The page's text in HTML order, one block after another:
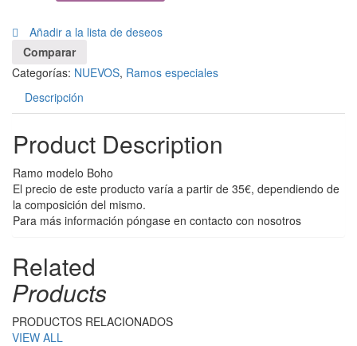
Añadir a la lista de deseos
Comparar
Categorías: NUEVOS, Ramos especiales
Descripción
Product Description
Ramo modelo Boho
El precio de este producto varía a partir de 35€, dependiendo de
la composición del mismo.
Para más información póngase en contacto con nosotros
Related
Products
PRODUCTOS RELACIONADOS
VIEW ALL